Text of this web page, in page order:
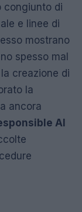
congiunto di
e linee di
mostrano
spesso mal
creazione di
la
ancora
AI